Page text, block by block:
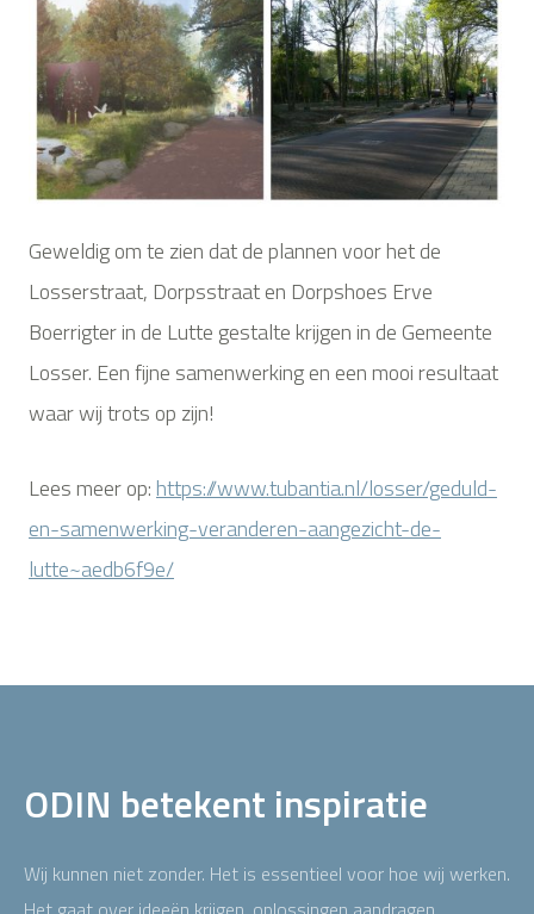
Geweldig om te zien dat de plannen voor het de
Losserstraat, Dorpsstraat en Dorpshoes Erve
Boerrigter in de Lutte gestalte krijgen in de Gemeente
Losser. Een fijne samenwerking en een mooi resultaat
waar wij trots op zijn!
Lees meer op: https://www.tubantia.nl/losser/geduld-
en-samenwerking-veranderen-aangezicht-de-
lutte~aedb6f9e/
ODIN betekent inspiratie
Wij kunnen niet zonder. Het is essentieel voor hoe wij werken.